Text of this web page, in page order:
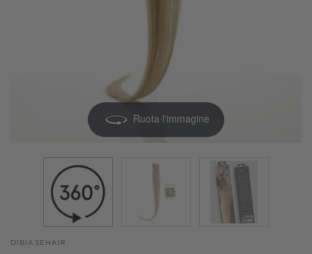
Ruota l'immagine
DIBIASEHAIR